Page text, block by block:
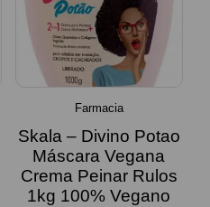
Farmacia
Skala – Divino Potao
Máscara Vegana
Crema Peinar Rulos
1kg 100% Vegano